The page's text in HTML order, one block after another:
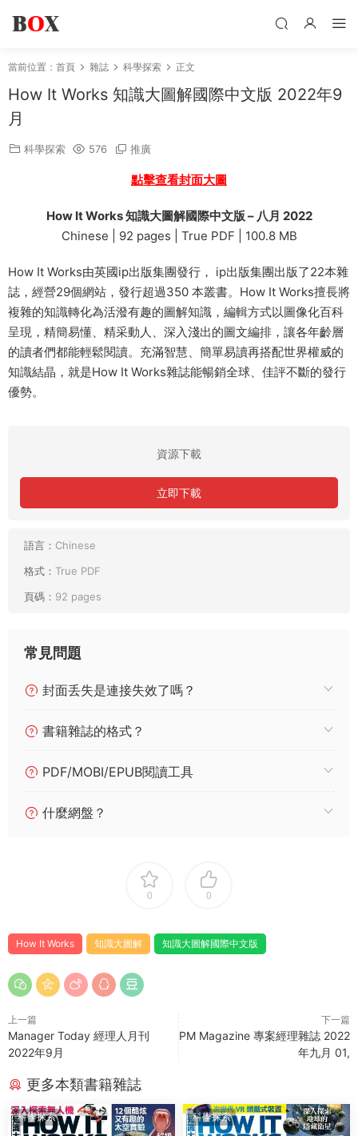
當前位置： 首頁 雜誌 科學探索 正文
How It Works 知識大圖解國際中文版 2022年9
月
科學探索 576 推廣
點擊查看封面大圖
How It Works 知識大圖解國際中文版 – 八月 2022
Chinese | 92 pages | True PDF | 100.8 MB
How It Works由英國ip出版集團發行， ip出版集團出版了22本雜
誌，經營29個網站，發行超過350 本叢書。How It Works擅長將
複雜的知識轉化為活潑有趣的圖解知識，編輯方式以圖像化百科
呈現，精簡易懂、精采動人、深入淺出的圖文編排，讓各年齡層
的讀者們都能輕鬆閱讀。充滿智慧、簡單易讀再搭配世界權威的
知識結晶，就是How It Works雜誌能暢銷全球、佳評不斷的發行
優勢。
資源下載
立即下載
語言： Chinese
格式： True PDF
頁碼： 92 pages
常見問題
封面丢失是連接失效了嗎？
書籍雜誌的格式？
PDF/MOBI/EPUB閱讀工具
什麼網盤？
0 0
How It Works 知識大圖解 知識大圖解國際中文版
上一篇
Manager Today 經理人月刊
2022年9月
下一篇
PM Magazine 專案經理雜誌 2022
年九月 01,
更多本類書籍雜誌
科學探索 科學探索